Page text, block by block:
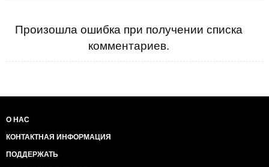
Произошла ошибка при получении списка
комментариев.
О НАС
КОНТАКТНАЯ ИНФОРМАЦИЯ
ПОДДЕРЖАТЬ